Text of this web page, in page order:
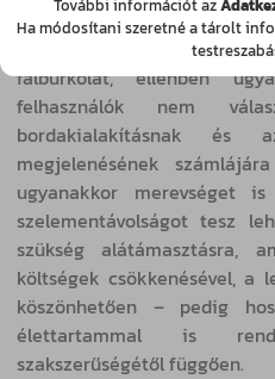
A T55 trapézlemez
mezőgazdasági
falburkolat, ellenben
felhasználók nem
bordakialakításnak
megjelenésének
ugyanakkor merevséget
szelementávolságot tesz
szükség
költségek csökkenésével, a
köszönhetően – pedig
élettartammal is
szakszerűségétől függően.
További információt az
Ha módosítani szeretné a tárolt